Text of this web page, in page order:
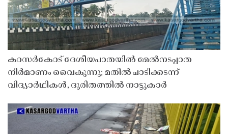
കാസർകോട് ദേശീയപാതയിൽ മേൽനടപ്പാത
നിർമാണം വൈകുന്നു; മതിൽ ചാടിക്കടന്ന്
വിദ്യാർഥികൾ, ദുരിതത്തിൽ നാട്ടുകാർ